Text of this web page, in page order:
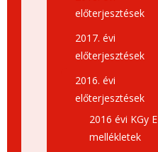
előterjesztések
2017. évi
előterjesztések
2016. évi
előterjesztések
2016 évi KGy E
mellékletek